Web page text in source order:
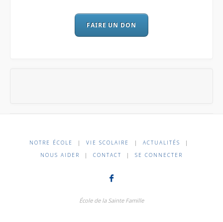
FAIRE UN DON
NOTRE ÉCOLE | VIE SCOLAIRE | ACTUALITÉS
|
NOUS AIDER
| CONTACT | SE CONNECTER
École de la Sainte Famille